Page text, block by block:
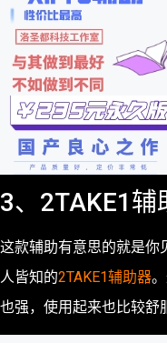
3、2TAKE1辅
这款辅助有意思的就是你
人皆知的2TAKE1辅助器
也强，使用起来也比较舒